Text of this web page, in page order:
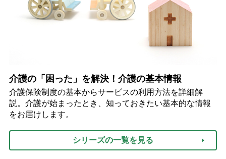
介護の「困った」を解決！介護の基本情報
介護保険制度の基本からサービスの利用方法を詳細解
説。介護が始まったとき、知っておきたい基本的な情報
をお届けします。
シリーズの一覧を見る